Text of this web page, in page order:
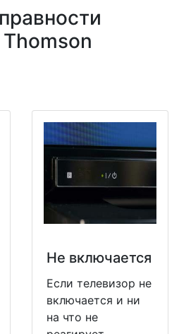
Не включается
Если телевизор не
включается и ни
на что не